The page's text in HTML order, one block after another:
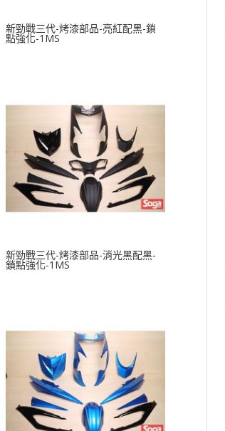
新勁戰三代-烤漆部品-亮紅配黑-鎖
點強化-1MS
新勁戰三代-烤漆部品-消光黑配黑-
鎖點強化-1MS